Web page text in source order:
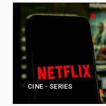
CINE - SERIES